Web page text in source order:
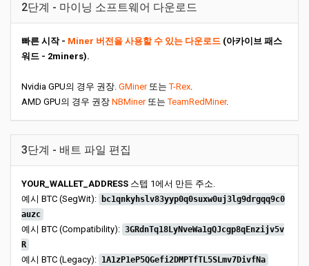
2단계 - 마이닝 소프트웨어 다운로드
빠른 시작 - Miner 버전을 사용할 수 있는 다운로드 (아카이브 패스
워드 - 2miners).
Nvidia GPU의 경우 권장. GMiner또는T-Rex.
AMD GPU의 경우 권장 NBMiner또는TeamRedMiner.
3단계 - 배트 파일 편집
YOUR_WALLET_ADDRESS 스텝 1에서 만든 주소.
예시 BTC (SegWit):
bc1qnkyhslv83yyp0q0suxw0uj3lg9drgqq9c0
auzc
예시 BTC (Compatibility): 3GRdnTq18LyNveWa1gQJcgp8qEnzijv5v
R
예시 BTC (Legacy): 1A1zP1eP5QGefi2DMPTfTL5SLmv7DivfNa